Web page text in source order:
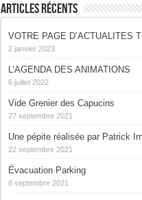
Articles Récents
VOTRE PAGE D’ACTUALITES
2 janvier 2023
L’AGENDA DES ANIMATIONS
6 juillet 2022
Vide Grenier des Capucins
27 septembre 2021
Une pépite réalisée par Patrick
22 septembre 2021
Évacuation Parking
8 septembre 2021